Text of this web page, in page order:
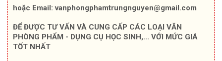
hoặc Email:vanphongphamtrungnguyen@gmail.com
ĐỂ ĐƯỢC TƯ VẤN VÀ CUNG CẤP CÁC LOẠI VĂN
PHÒNG PHẨM - DỤNG CỤ HỌC SINH,... VỚI MỨC GIÁ
TỐT NHẤT